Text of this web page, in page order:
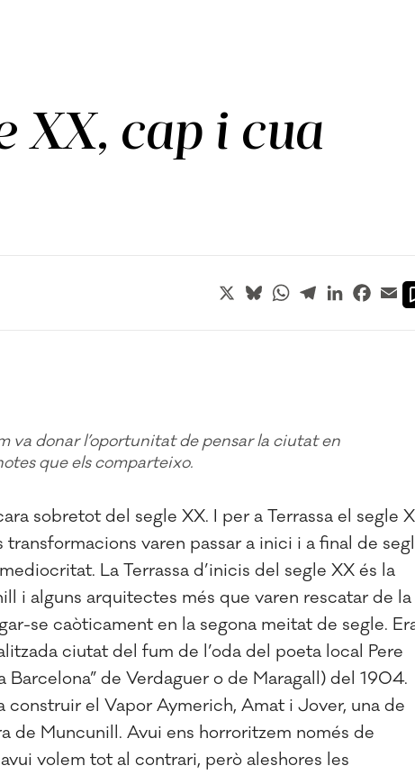
XX, cap i cua
X BlueskyWhatsApp
TelegramLinkedIn
va donar l’oportunitat de pensar la ciutat en
que els comparteixo.
sobretot del segle XX. I per a Terrassa el segle
varen passar a inici i a final de
La Terrassa d’inicis del segle XX és la
i alguns arquitectes més que varen rescatar de la
se caòticament en la segona meitat de segle.
ciutat del fum de l’oda del poeta local Pere
Barcelona” de Verdaguer o de Maragall) del 1904.
construir el Vapor Aymerich, Amat i Jover, una de
de Muncunill. Avui ens horroritzem només de
volem tot al contrari, però aleshores les